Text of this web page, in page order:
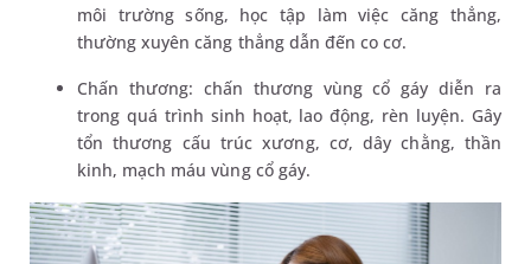
môi trường sống, học tập làm việc căng thẳng,
thường xuyên căng thẳng dẫn đến co cơ.
Chấn thương: chấn thương vùng cổ gáy diễn ra
trong quá trình sinh hoạt, lao động, rèn luyện. Gây
tổn thương cấu trúc xương, cơ, dây chằng, thần
kinh, mạch máu vùng cổ gáy.